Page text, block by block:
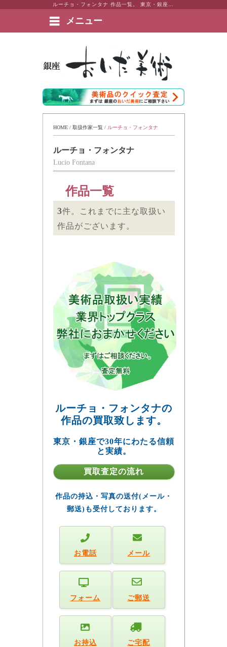
メニュー
絵画など美術品の販売と買取 | 東京・銀座 おいだ美術
HOME / 取扱作家一覧 / ルーチョ・フォンタナ
ルーチョ・フォンタナ
Lucio Fontana
作品一覧
3件。これまでに主な取扱い
作品がございます。
ルーチョ・フォンタナの
作品の買取致します。
東京・銀座で30年にわたる信頼
と実績。
買取査定の流れ
作品の持込・写真の送付(メール・
郵送)も受付しております。
お電話 メール
フォーム ご郵送
お持込 ご宅配